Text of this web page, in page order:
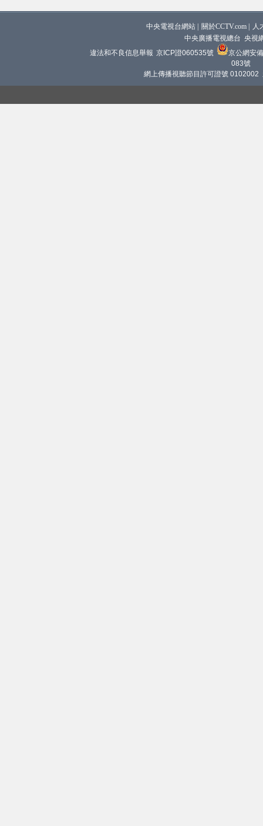
中央電視台網站 關於CCTV.com
人
中央廣播電視總台 央視
違法和不良信息舉報 京ICP證060535號
京公網安
083號
網上傳播視聽節目許可證號 0102002